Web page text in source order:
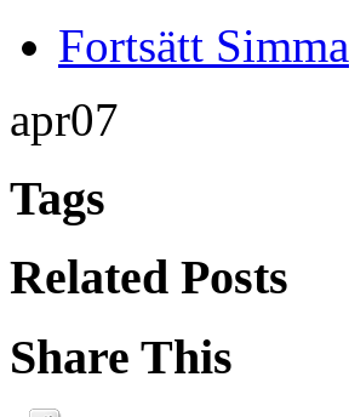
Fortsätt Simma
apr07
Tags
Related Posts
Share This